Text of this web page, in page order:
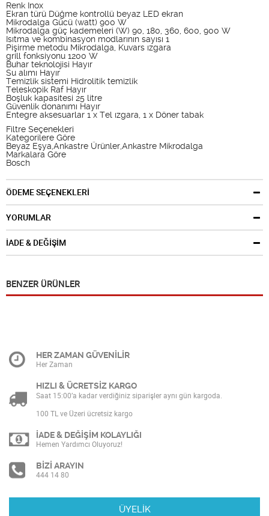
Renk Inox
Ekran türü Düğme kontrollü beyaz LED ekran
Mikrodalga Gücü (watt) 900 W
Mikrodalga güç kademeleri (W) 90, 180, 360, 600, 900 W
Isıtma ve kombinasyon modlarının sayısı 1
Pişirme metodu Mikrodalga, Kuvars ızgara
grill fonksiyonu 1200 W
Buhar teknolojisi Hayır
Su alımı Hayır
Temizlik sistemi Hidrolitik temizlik
Teleskopik Raf Hayır
Boşluk kapasitesi 25 litre
Güvenlik donanımı Hayır
Entegre aksesuarlar 1 x Tel ızgara, 1 x Döner tabak
Filtre Seçenekleri
Kategorilere Göre
Beyaz Eşya,Ankastre Ürünler,Ankastre Mikrodalga
Markalara Göre
Bosch
ÖDEME SEÇENEKLERİ
YORUMLAR
İADE & DEĞİŞİM
BENZER ÜRÜNLER
HER ZAMAN GÜVENİLİR
Her Zaman
HIZLI & ÜCRETSİZ KARGO
Saat 15:00’a kadar verdiğiniz siparişler aynı gün kargoda.
100 TL ve Üzeri ücretsiz kargo
İADE & DEĞİŞİM KOLAYLIĞI
Hemen Yardımcı Oluyoruz!
BİZİ ARAYIN
444 14 80
ÜYELİK